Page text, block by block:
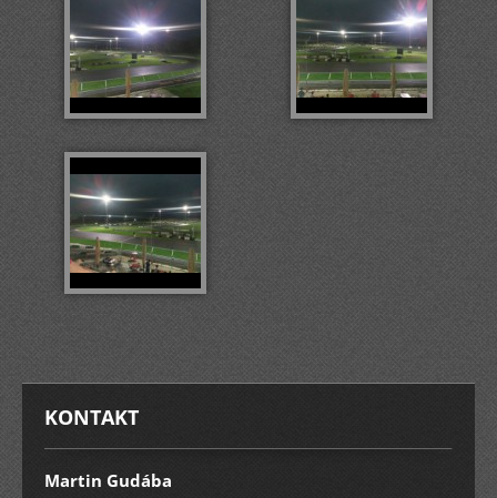
KONTAKT
Martin Gudába